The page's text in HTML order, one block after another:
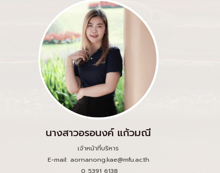
นางสาวอรอนงค์ แก้วมณี
เจ้าหน้าที่บริหาร
E-mail: aornanong.kae@mfu.ac.th
0 5391 6138